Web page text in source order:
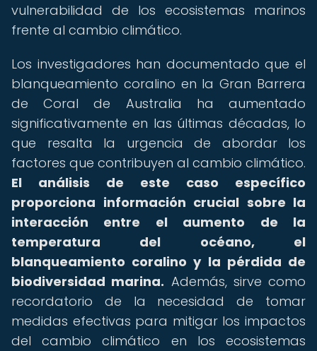
vulnerabilidad de los ecosistemas marinos
frente al cambio climático.
Los investigadores han documentado que el
blanqueamiento coralino en la Gran Barrera
de Coral de Australia ha aumentado
significativamente en las últimas décadas, lo
que resalta la urgencia de abordar los
factores que contribuyen al cambio climático.
El análisis de este caso específico
proporciona información crucial sobre la
interacción entre el aumento de la
temperatura del océano, el
blanqueamiento coralino y la pérdida de
biodiversidad marina. Además, sirve como
recordatorio de la necesidad de tomar
medidas efectivas para mitigar los impactos
del cambio climático en los ecosistemas